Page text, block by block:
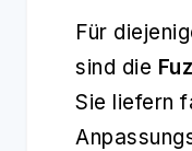
Für
sind die
Sie liefern